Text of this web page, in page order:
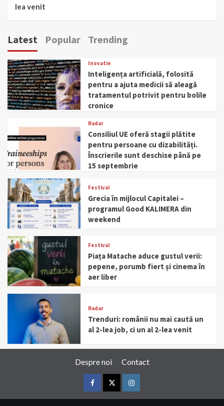
lea venit
Latest Popular Trending
Inovatie
Inteligența artificială, folosită
pentru a ajuta medicii să aleagă
tratamentul potrivit pentru bolile
cronice
Radar
Consiliul UE oferă stagii plătite
pentru persoane cu dizabilități.
Înscrierile sunt deschise până pe
15 septembrie
Festival
Grecia în mijlocul Capitalei –
programul Good KALIMERA din
weekend
Festival
Piața Matache aduce gustul verii:
pepene, porumb fiert și cinema în
aer liber
Radar
Trenduri: românii nu mai caută un
al 2-lea job, ci un al 2-lea venit
Despre noi Contact
FacebookTwitterInstagram